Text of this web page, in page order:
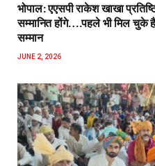
भोपाल: एएसपी राकेश‌ खाखा
सम्मानित होंगे….पहले भी मिल चुके है
सम्मान
JUNE 2, 2026